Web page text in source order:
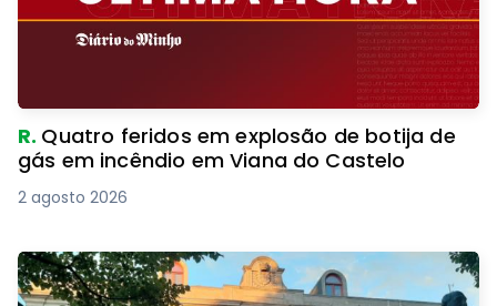
R. Quatro feridos em explosão de botija de
gás em incêndio em Viana do Castelo
2 agosto 2026